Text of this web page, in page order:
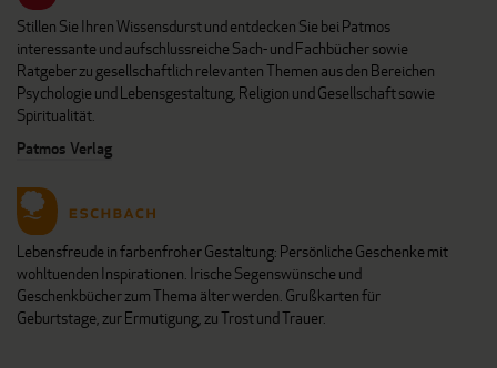
Stillen Sie Ihren Wissensdurst und entdecken Sie bei Patmos
interessante und aufschlussreiche Sach- und Fachbücher sowie
Ratgeber zu gesellschaftlich relevanten Themen aus den Bereichen
Psychologie und Lebensgestaltung, Religion und Gesellschaft sowie
Spiritualität.
Patmos Verlag
Lebensfreude in farbenfroher Gestaltung: Persönliche Geschenke mit
wohltuenden Inspirationen. Irische Segenswünsche und
Geschenkbücher zum Thema älter werden. Grußkarten für
Geburtstage, zur Ermutigung, zu Trost und Trauer.